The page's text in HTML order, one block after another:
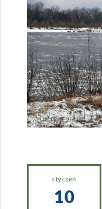
styczeń
10